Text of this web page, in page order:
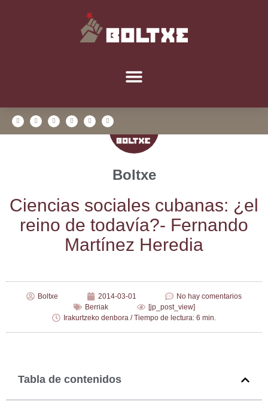
Boltxe
Cien­cias socia­les cuba­nas: ¿el
rei­no de toda­vía?- Fer­nan­do
Mar­tí­nez Heredia
Boltxe 2014-03-01
No hay comentarios
Berriak
[jp_post_view]
Irakurtzeko denbora / Tiempo de lectura: 6 min.
Tabla de contenidos